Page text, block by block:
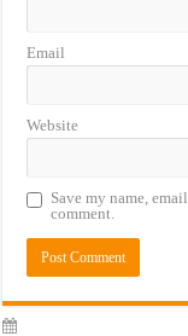
Email
Website
Save my name,
comment.